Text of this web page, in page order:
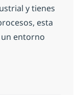
y tienes
esta
entorno